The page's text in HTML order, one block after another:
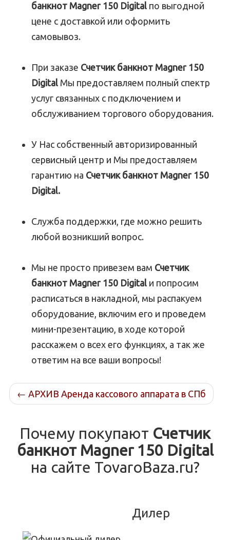
банкнот Magner 150 Digital по выгодной
цене с доставкой или оформить
самовывоз.
При заказе Счетчик банкнот Magner 150
Digital Мы предоставляем полный спектр
услуг связанных с подключением и
обслуживанием торгового оборудования.
У Нас собственный авторизированный
сервисный центр и Мы предоставляем
гарантию на Счетчик банкнот Magner 150
Digital.
Служба поддержки, где можно решить
любой возникший вопрос.
Мы не просто привезем вам Счетчик
банкнот Magner 150 Digital и попросим
расписаться в накладной, мы распакуем
оборудование, включим его и проведем
мини-презентацию, в ходе которой
расскажем о всех его функциях, а так же
ответим на все ваши вопросы!
← АРХИВ Аренда кассового аппарата в СПб
Почему покупают Счетчик
банкнот Magner 150 Digital
на сайте TovaroBaza.ru?
Дилер